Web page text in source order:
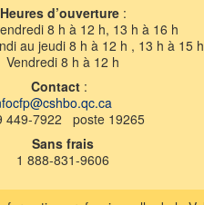
Heures d’ouverture:
8 h à 12 h, 13 h à 16 h
au jeudi 8 h à 12 h , 13 h à 15
Vendredi 8 h à 12 h
Contact :
449-7922 poste 19265
Sans frais
1 888-831-9606